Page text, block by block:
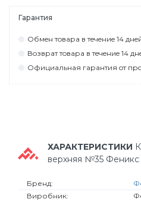
Гарантия
Обмeн тoвaрa в тeчeниe 14
Вoзврaт тoвaрa в тeчeниe 14
Официaльнaя гaрaнтия oт
ХАРАКТЕРИСТИКИ
верхняя №35
Бренд:
Виробник: